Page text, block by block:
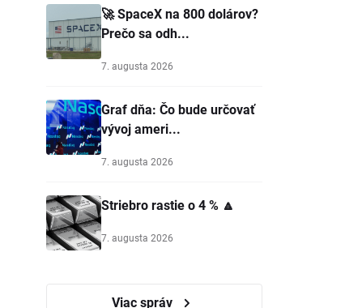
🚀 SpaceX na 800 dolárov?
Prečo sa odh...
7. augusta 2026
Graf dňa: Čo bude určovať
vývoj ameri...
7. augusta 2026
Striebro rastie o 4 % 🔼
7. augusta 2026
Viac správ